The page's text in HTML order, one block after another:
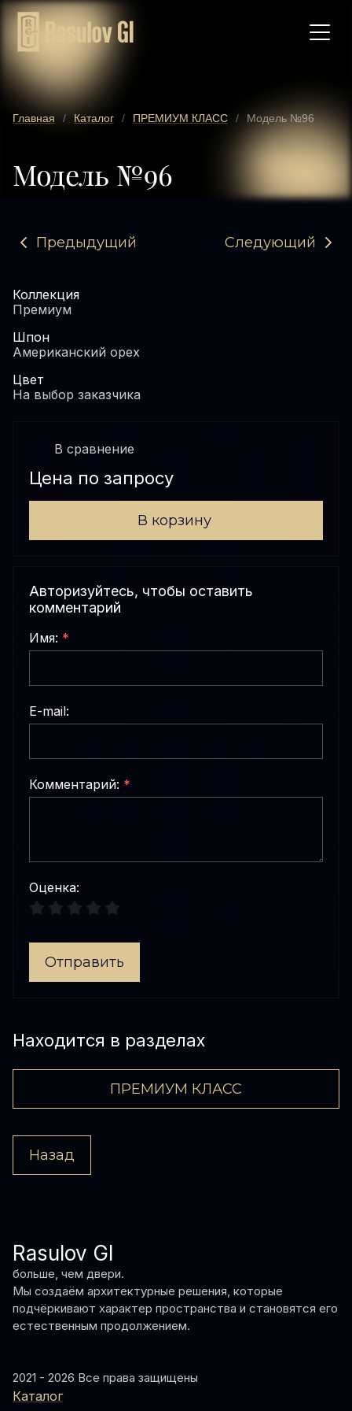
Главная / Каталог / ПРЕМИУМ КЛАСС / Модель №96
Модель №96
Предыдущий Следующий
Коллекция
Премиум
Шпон
Американский орех
Цвет
На выбор заказчика
В сравнениe
Цена по запросу
В корзину
Авторизуйтесь, чтобы оставить
комментарий
Имя: *
E-mail:
Комментарий: *
Оценка:
Отправить
Находится в разделах
ПРЕМИУМ КЛАСС
Назад
Rasulov GI
больше, чем двери.
Мы создаём архитектурные решения, которые
подчёркивают характер пространства и становятся его
естественным продолжением.
2021 - 2026 Все права защищены
Каталог